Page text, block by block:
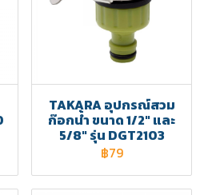
TAKARA อุปกรณ์สวม
ก๊อกน้ำ ขนาด 1/2" และ
5/8" รุ่น DGT2103
฿79